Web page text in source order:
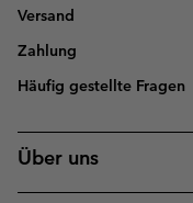
Versand
Zahlung
Häufig gestellte Fragen
Über uns